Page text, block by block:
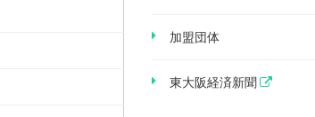
加盟団体
東大阪経済新聞